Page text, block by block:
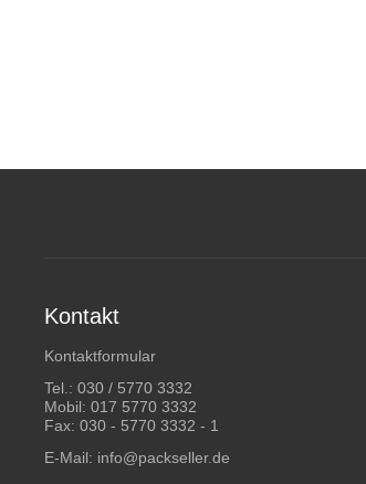
Kontakt
Kontaktformular
Tel.: 030 / 5770 3332
Mobil: 017 5770 3332
Fax: 030 - 5770 3332 - 1
E-Mail: info@packseller.de